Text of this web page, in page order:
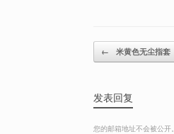
Post navigation
← 米黄色无尘指套
发表回复
您的邮箱地址不会被公开。